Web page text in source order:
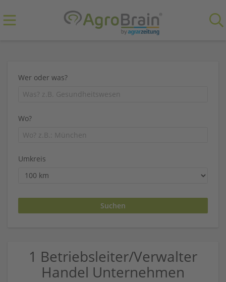
Wer oder was?
Wo?
Umkreis
1 Betriebsleiter/Verwalter
Handel Unternehmen